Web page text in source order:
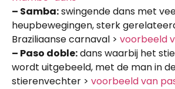
– Samba:swingende dans met
heupbewegingen, sterk
Braziliaanse carnaval > voorbeeld
– Paso doble:dans waarbij het
wordt uitgebeeld, met de man in
stierenvechter > voorbeeld van